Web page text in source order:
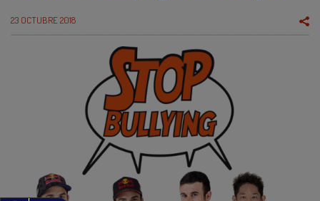
23 OCTUBRE 2018